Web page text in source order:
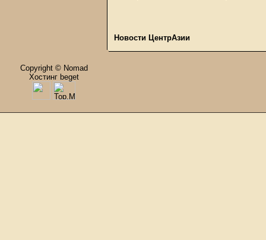
Новости ЦентрАзии
Copyright © Nomad
Хостинг beget